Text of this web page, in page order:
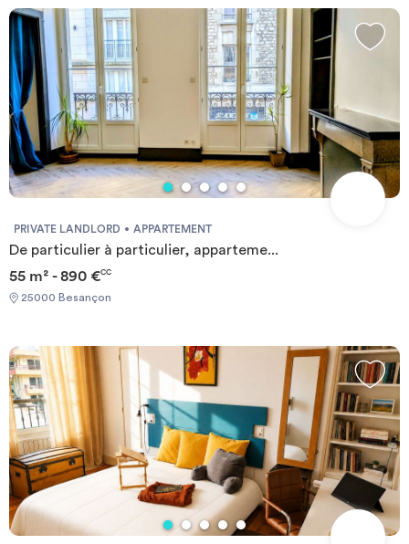
PRIVATE LANDLORD APPARTEMENT
De particulier à particulier, apparteme...
55 m² - 890 €CC
25000 Besançon